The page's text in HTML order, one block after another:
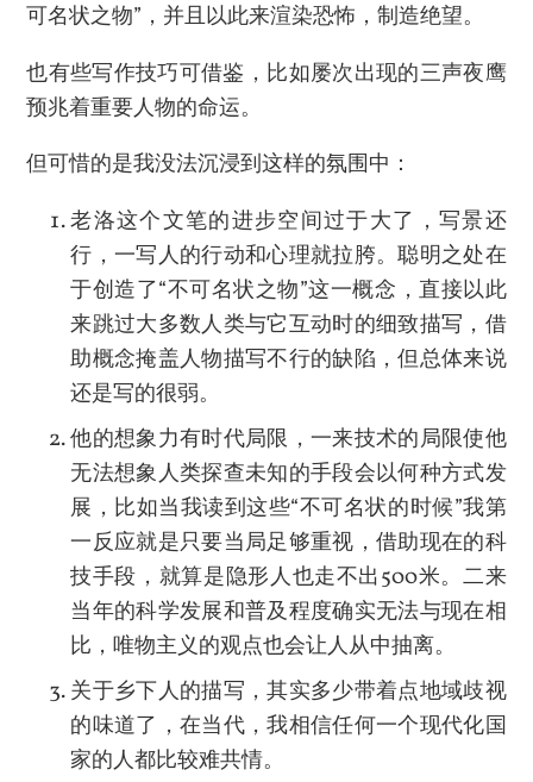
可名状之物”，并且以此来渲染恐怖，制造绝望。
也有些写作技巧可借鉴，比如屡次出现的三声夜鹰
预兆着重要人物的命运。
但可惜的是我没法沉浸到这样的氛围中：
老洛这个文笔的进步空间过于大了，写景还
行，一写人的行动和心理就拉胯。聪明之处在
于创造了“不可名状之物”这一概念，直接以此
来跳过大多数人类与它互动时的细致描写，借
助概念掩盖人物描写不行的缺陷，但总体来说
还是写的很弱。
他的想象力有时代局限，一来技术的局限使他
无法想象人类探查未知的手段会以何种方式发
展，比如当我读到这些“不可名状的时候”我第
一反应就是只要当局足够重视，借助现在的科
技手段，就算是隐形人也走不出500米。二来
当年的科学发展和普及程度确实无法与现在相
比，唯物主义的观点也会让人从中抽离。
关于乡下人的描写，其实多少带着点地域歧视
的味道了，在当代，我相信任何一个现代化国
家的人都比较难共情。